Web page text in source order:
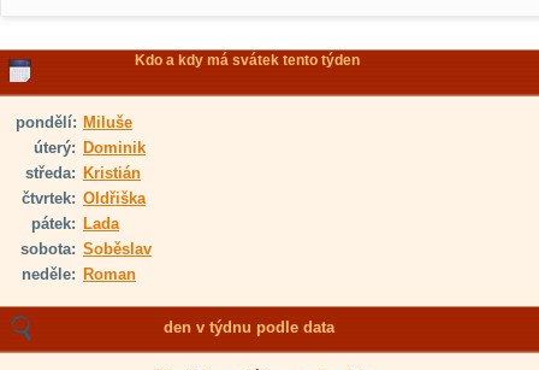
Kdo a kdy má svátek tento týden
pondělí: Miluše
úterý: Dominik
středa: Kristián
čtvrtek: Oldřiška
pátek: Lada
sobota: Soběslav
neděle: Roman
den v týdnu podle data